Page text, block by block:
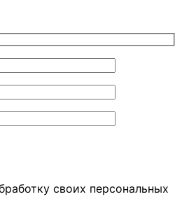
своих персональных